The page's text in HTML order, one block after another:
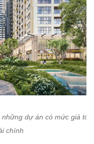
dự án có mức giá tốt
chính